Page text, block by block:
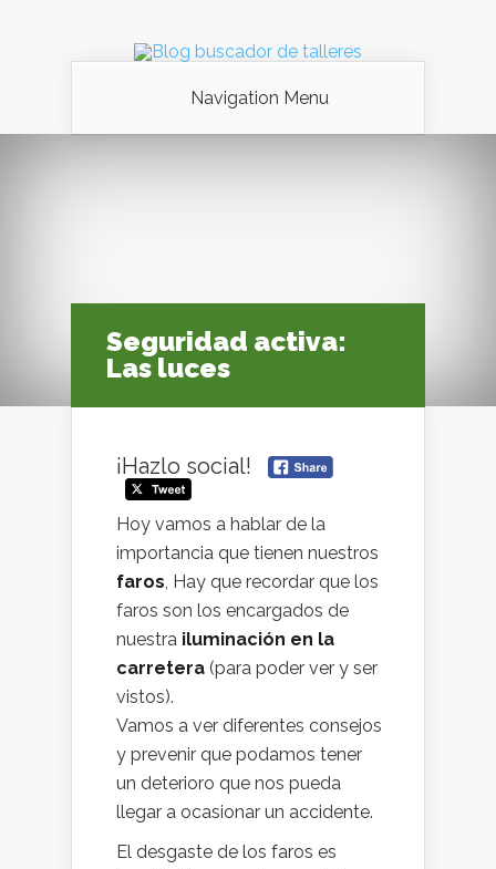
Navigation Menu
Seguridad activa:
Las luces
¡Hazlo social!
Hoy vamos a hablar de la
importancia que tienen nuestros
faros, Hay que recordar que los
faros son los encargados de
nuestra iluminación en la
carretera (para poder ver y ser
vistos).
Vamos a ver diferentes consejos
y prevenir que podamos tener
un deterioro que nos pueda
llegar a ocasionar un accidente.
El desgaste de los faros es